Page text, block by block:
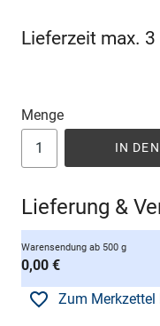
Lieferzeit max. 3
Menge
IN
Lieferung &
Warensendung ab 500 g
0,00 €
Zum